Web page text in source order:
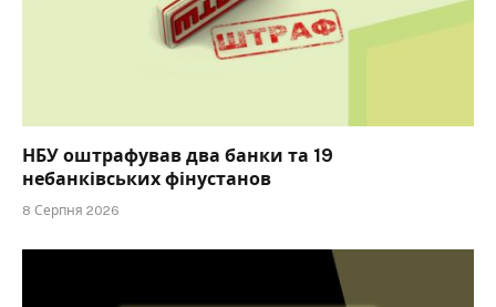
НБУ оштрафував два банки та 19
небанківських фінустанов
8 Серпня 2026